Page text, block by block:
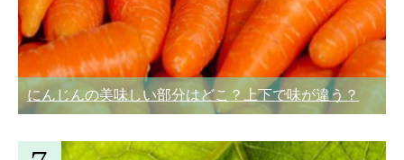
にんじんの美味しい部分はどこ？上下で味が違う？